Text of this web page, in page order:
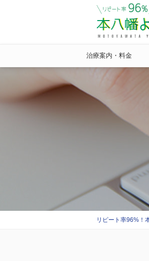
治療案内・料金
リピート率96%！